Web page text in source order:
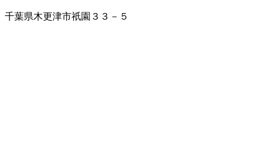
千葉県木更津市祇園３３－５